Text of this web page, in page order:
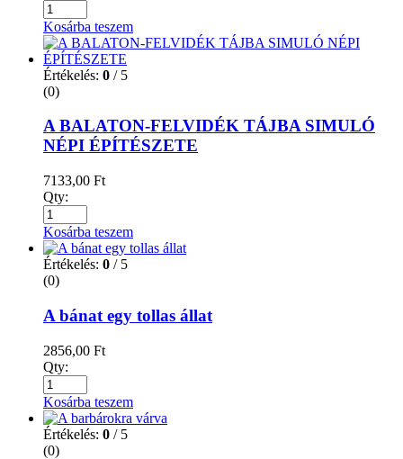
Kosárba teszem
Értékelés: 0 / 5
(0)
A BALATON-FELVIDÉK TÁJBA SIMULÓ
NÉPI ÉPÍTÉSZETE
7133,00 Ft
Qty:
Kosárba teszem
Értékelés: 0 / 5
(0)
A bánat egy tollas állat
2856,00 Ft
Qty:
Kosárba teszem
Értékelés: 0 / 5
(0)